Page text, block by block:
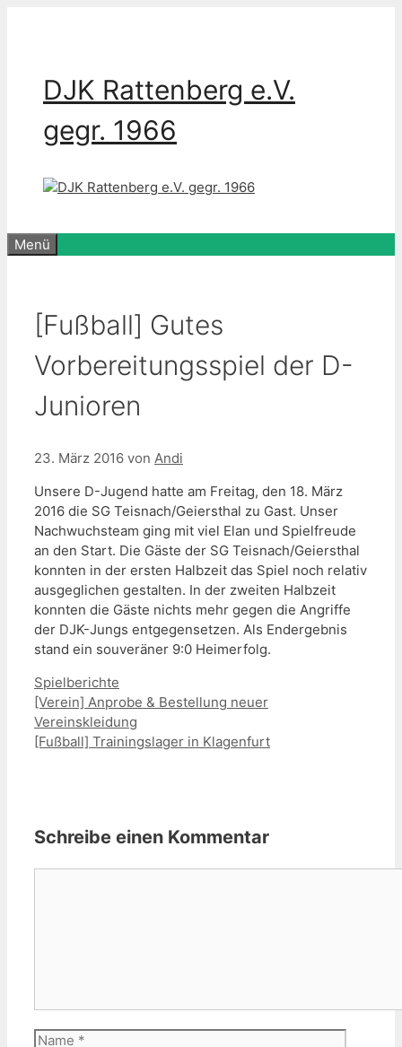
DJK Rattenberg e.V.
gegr. 1966
Menü
[Fußball] Gutes
Vorbereitungsspiel der D-
Junioren
23. März 2016 von Andi
Unsere D-Jugend hatte am Freitag, den 18. März
2016 die SG Teisnach/Geiersthal zu Gast. Unser
Nachwuchsteam ging mit viel Elan und Spielfreude
an den Start. Die Gäste der SG Teisnach/Geiersthal
konnten in der ersten Halbzeit das Spiel noch relativ
ausgeglichen gestalten. In der zweiten Halbzeit
konnten die Gäste nichts mehr gegen die Angriffe
der DJK-Jungs entgegensetzen. Als Endergebnis
stand ein souveräner 9:0 Heimerfolg.
Kategorien
Spielberichte
[Verein] Anprobe & Bestellung neuer
Vereinskleidung
[Fußball] Trainingslager in Klagenfurt
Schreibe einen Kommentar
Name